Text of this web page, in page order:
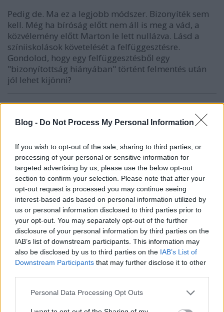
Blog - Do Not Process My Personal Information
If you wish to opt-out of the sale, sharing to third parties, or
processing of your personal or sensitive information for
targeted advertising by us, please use the below opt-out
section to confirm your selection. Please note that after your
opt-out request is processed you may continue seeing
interest-based ads based on personal information utilized by
us or personal information disclosed to third parties prior to
your opt-out. You may separately opt-out of the further
disclosure of your personal information by third parties on the
IAB’s list of downstream participants. This information may
also be disclosed by us to third parties on the IAB’s List of
Downstream Participants that may further disclose it to other
Please note that this website/app uses one or more Google
Personal Data Processing Opt Outs
Pedig de. Ma ez a legjobb módszer. Bizonyíték sem
kell. Még ha bíróság előtt nem áll is meg a vád, a
közvélemény előtt Marton le lett nullázva. Lásd a
színiiskolások követelését a felfüggesztésre.
Gondolod, hogy egy felfüggesztésből egy
"bizonyítottság hiányában" történt felmentés után
jól lehet kijönni?
Shadow#9
@Pilotax: Ezt nagyon tetszik, egy életre megjegyzem.
Édesanyád igen okos asszony, gratulálok neki
ezúton is.
Shadow#9
8 éve
@Kovacs Nocraft Jozsefne: Ahogy mondod: soha nem
mossa le magáról a gyanú árnyékát, legyen bármi is
az igazság.
balfa
8 éve